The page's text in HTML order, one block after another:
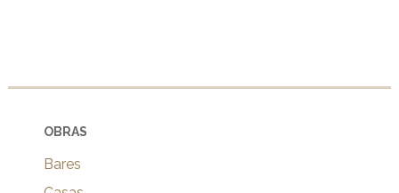
OBRAS
Bares